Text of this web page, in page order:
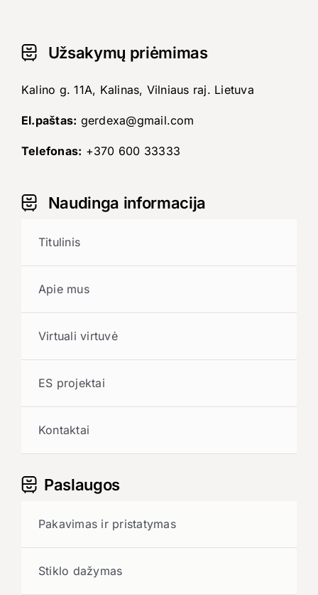
Užsakymų priėmimas
Kalino g. 11A, Kalinas, Vilniaus raj. Lietuva
El.paštas: gerdexa@gmail.com
Telefonas: +370 600 33333
Naudinga informacija
Titulinis
Apie mus
Virtuali virtuvė
ES projektai
Kontaktai
Paslaugos
Pakavimas ir pristatymas
Stiklo dažymas